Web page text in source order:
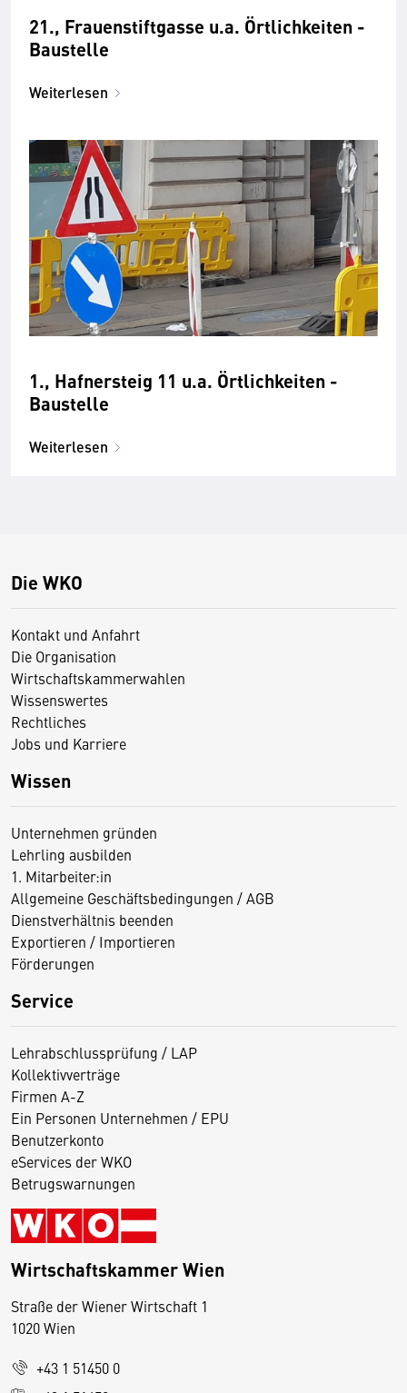
21., Frauenstiftgasse u.a. Örtlichkeiten -
Baustelle
Weiterlesen
1., Hafnersteig 11 u.a. Örtlichkeiten -
Baustelle
Weiterlesen
Die WKO
Kontakt und Anfahrt
Die Organisation
Wirtschaftskammerwahlen
Wissenswertes
Rechtliches
Jobs und Karriere
Wissen
Unternehmen gründen
Lehrling ausbilden
1. Mitarbeiter:in
Allgemeine Geschäftsbedingungen / AGB
Dienstverhältnis beenden
Exportieren / Importieren
Förderungen
Service
Lehrabschlussprüfung / LAP
Kollektivverträge
Firmen A-Z
Ein Personen Unternehmen / EPU
Benutzerkonto
eServices der WKO
Betrugswarnungen
Wirtschaftskammer Wien
Straße der Wiener Wirtschaft 1
1020 Wien
+43 1 51450 0
D